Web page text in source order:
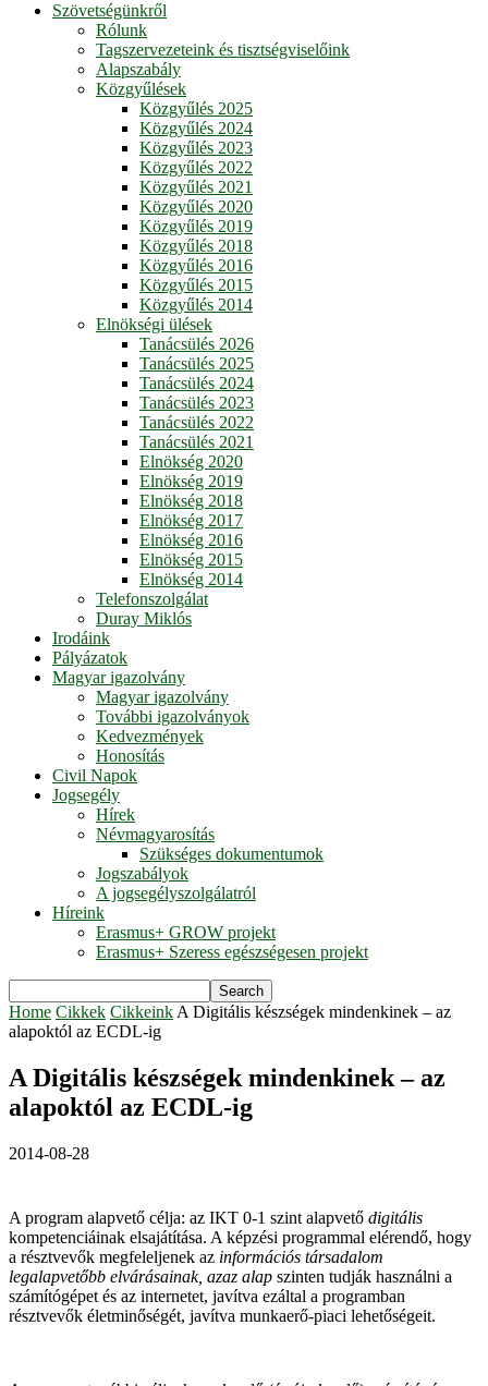
Szövetségünkről
Rólunk
Tagszervezeteink és tisztségviselőink
Alapszabály
Közgyűlések
Közgyűlés 2025
Közgyűlés 2024
Közgyűlés 2023
Közgyűlés 2022
Közgyűlés 2021
Közgyűlés 2020
Közgyűlés 2019
Közgyűlés 2018
Közgyűlés 2016
Közgyűlés 2015
Közgyűlés 2014
Elnökségi ülések
Tanácsülés 2026
Tanácsülés 2025
Tanácsülés 2024
Tanácsülés 2023
Tanácsülés 2022
Tanácsülés 2021
Elnökség 2020
Elnökség 2019
Elnökség 2018
Elnökség 2017
Elnökség 2016
Elnökség 2015
Elnökség 2014
Telefonszolgálat
Duray Miklós
Irodáink
Pályázatok
Magyar igazolvány
Magyar igazolvány
További igazolványok
Kedvezmények
Honosítás
Civil Napok
Jogsegély
Hírek
Névmagyarosítás
Szükséges dokumentumok
Jogszabályok
A jogsegélyszolgálatról
Híreink
Erasmus+ GROW projekt
Erasmus+ Szeress egészségesen projekt
Home Cikkek Cikkeink A Digitális készségek mindenkinek – az
alapoktól az ECDL-ig
A Digitális készségek mindenkinek – az
alapoktól az ECDL-ig
2014-08-28
A program alapvető célja: az IKT 0-1 szint alapvető digitális
kompetenciáinak elsajátítása. A képzési programmal elérendő, hogy
a résztvevők megfeleljenek az információs társadalom
legalapvetőbb elvárásainak, azaz alap szinten tudják használni a
számítógépet és az internetet, javítva ezáltal a programban
résztvevők életminőségét, javítva munkaerő-piaci lehetőségeit.